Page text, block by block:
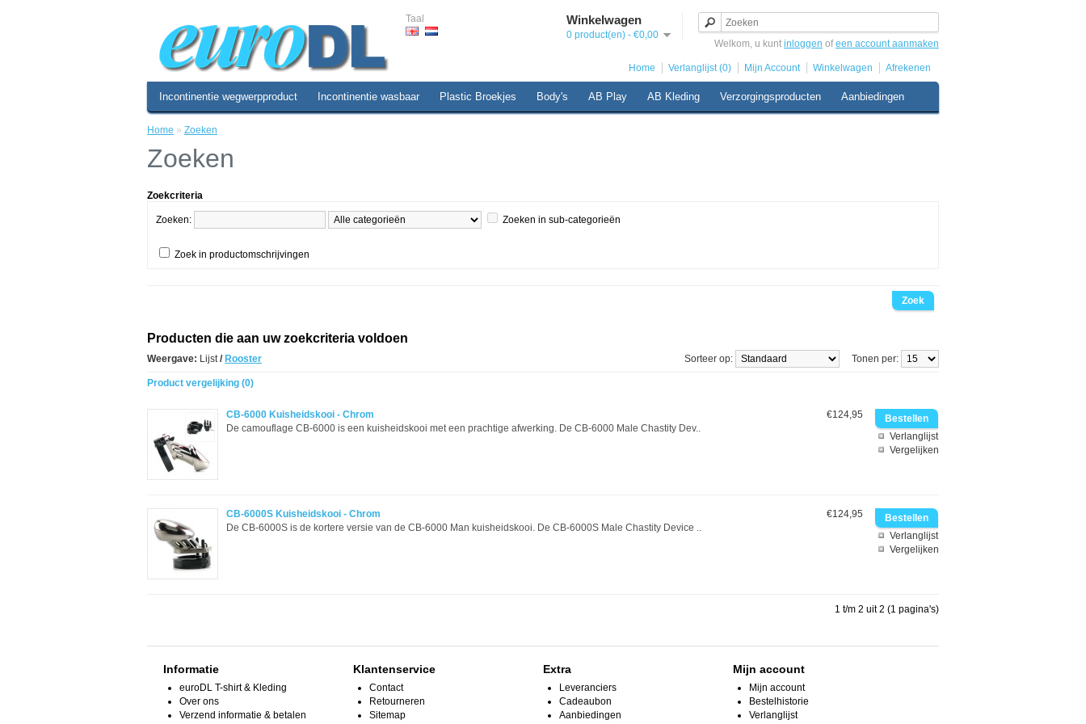
Taal Winkelwagen
0 product(en) - €0,00
Welkom, u kunt inloggen ofeen account aanmaken
Home Verlanglijst (0) Mijn Account Winkelwagen Afrekenen
Incontinentie wegwerpproduct Incontinentie wasbaar Plastic Broekjes Body's AB Play AB Kleding Verzorgingsproducten Aanbiedingen
Home » Zoeken
Zoeken
Zoekcriteria
Zoeken: Zoeken in sub-categorieën
Zoek in productomschrijvingen
Producten die aan uw zoekcriteria voldoen
Weergave: Lijst/ Rooster Tonen per:
Sorteer op:
Product vergelijking (0)
Verlanglijst
Vergelijken
€124,95
CB-6000 Kuisheidskooi - Chrom
De camouflage CB-6000 is een kuisheidskooi met een prachtige afwerking. De CB-6000 Male Chastity Dev..
Verlanglijst
Vergelijken
€124,95
CB-6000S Kuisheidskooi - Chrom
De CB-6000S is de kortere versie van de CB-6000 Man kuisheidskooi. De CB-6000S Male Chastity Device ..
1 t/m 2 uit 2 (1 pagina's)
Informatie
euroDL T-shirt & Kleding
Over ons
Verzend informatie & betalen
Klantenservice
Contact
Retourneren
Sitemap
Extra
Leveranciers
Cadeaubon
Aanbiedingen
Mijn account
Mijn account
Bestelhistorie
Verlanglijst